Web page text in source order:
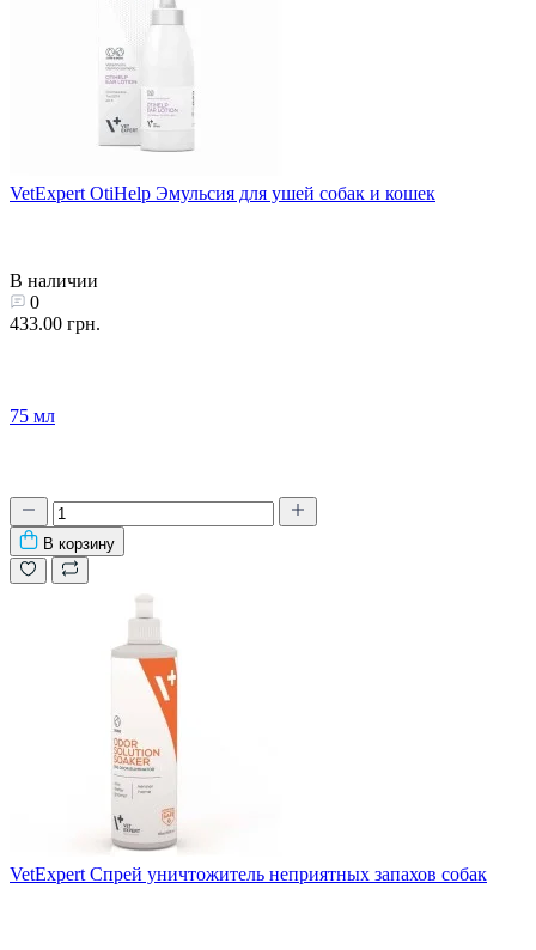
VetExpert OtiHelp Эмульсия для ушей собак и кошек
В наличии
0
433.00 грн.
75 мл
В корзину
VetExpert Спрей уничтожитель неприятных запахов собак